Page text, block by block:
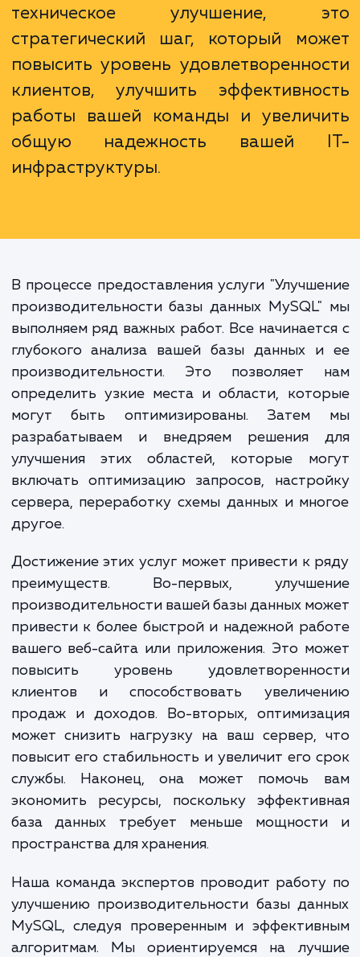
меньше мощности сервера.
Оптимизация
базы данных MySQL – это не
клиентов, улучшить
работы вашей команды и
общую надежность вашей
инфраструктуры.
В процессе предоставления услуги
производительности базы данных
глубокого анализа вашей базы данных
производительности. Это позволяет
определить узкие места и области,
могут быть оптимизированы.
разрабатываем и внедряем решения
улучшения этих областей, которые
включать оптимизацию запросов,
сервера, переработку схемы данных и
другое.
Достижение этих услуг может привести к
преимуществ. Во-первых,
производительности вашей базы данных
вашего веб-сайта или приложения. Это
повысить уровень
клиентов и способствовать